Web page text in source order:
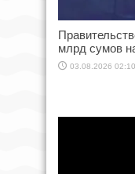
млрд сумов
03.08.2026 02:10